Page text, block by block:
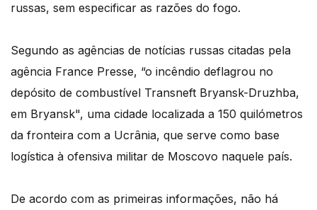
russas, sem especificar as razões do fogo.
Segundo as agências de notícias russas citadas pela
agência France Presse, “o incêndio deflagrou no
depósito de combustível Transneft Bryansk-Druzhba,
em Bryansk", uma cidade localizada a 150 quilómetros
da fronteira com a Ucrânia, que serve como base
logística à ofensiva militar de Moscovo naquele país.
De acordo com as primeiras informações, não há